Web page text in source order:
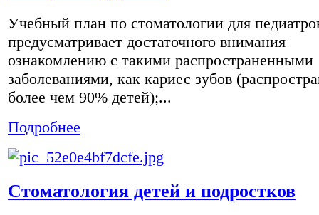
Учебный план по стоматологии для
предусматривает достаточного внимания
ознакомлению с такими распространенными
заболеваниями, как кариес зубов
более чем 90% детей);...
Подробнее
Стоматология детей и подростков